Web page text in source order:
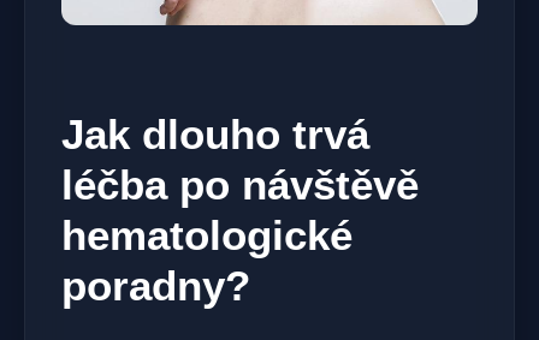
Jak dlouho trvá
léčba po návštěvě
hematologické
poradny?